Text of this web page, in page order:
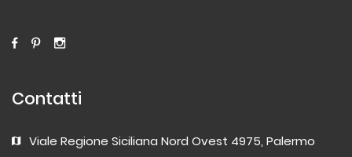
Contatti
Viale Regione Siciliana Nord Ovest 4975, Palermo